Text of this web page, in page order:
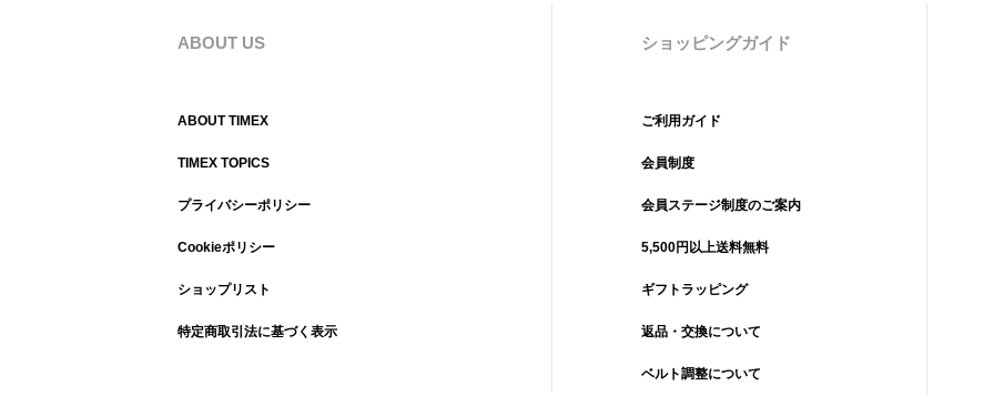
ABOUT US
ABOUT TIMEX
TIMEX TOPICS
プライバシーポリシー
Cookieポリシー
ショップリスト
特定商取引法に基づく表示
ショッピングガイド
ご利用ガイド
会員制度
会員ステージ制度のご案内
5,500円以上送料無料
ギフトラッピング
返品・交換について
ベルト調整について